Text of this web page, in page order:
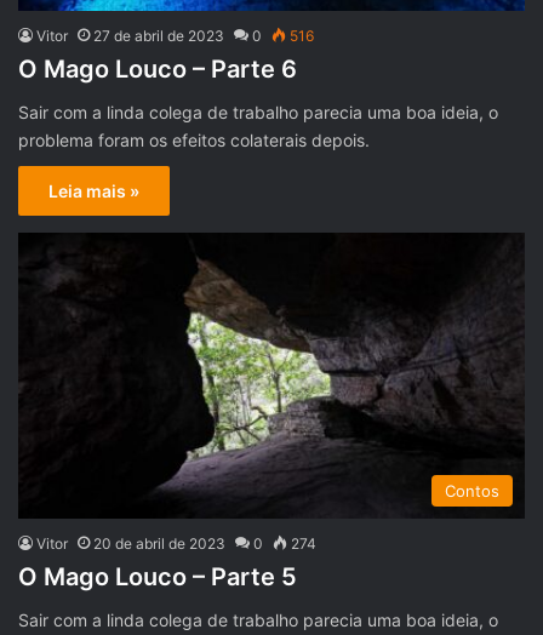
Vitor 27 de abril de 2023 0 516
O Mago Louco – Parte 6
Sair com a linda colega de trabalho parecia uma boa ideia, o
problema foram os efeitos colaterais depois.
Leia mais »
Contos
Vitor 20 de abril de 2023 0 274
O Mago Louco – Parte 5
Sair com a linda colega de trabalho parecia uma boa ideia, o